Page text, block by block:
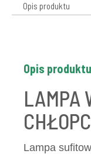
Opis produktu
Opis produktu
LAMPA
Lampa